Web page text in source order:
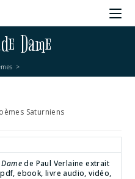
Dame
>
Saturniens
de Paul Verlaine extrait
ebook, livre audio, vidéo,